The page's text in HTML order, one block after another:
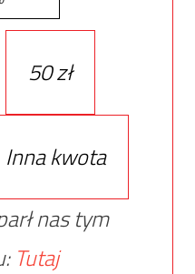
50 zł
Inna kwota
nas tym
Tutaj